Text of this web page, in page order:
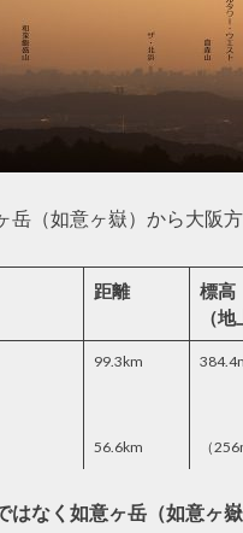
岳（如意ヶ嶽）から大阪
距離
標高
（地
99.3km
56.6km （
はなく如意ヶ岳（如意ヶ